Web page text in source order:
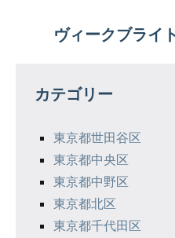
ー
ヴィークブライ
カテゴリー
東京都世田谷区
東京都中央区
東京都中野区
東京都北区
東京都千代田区